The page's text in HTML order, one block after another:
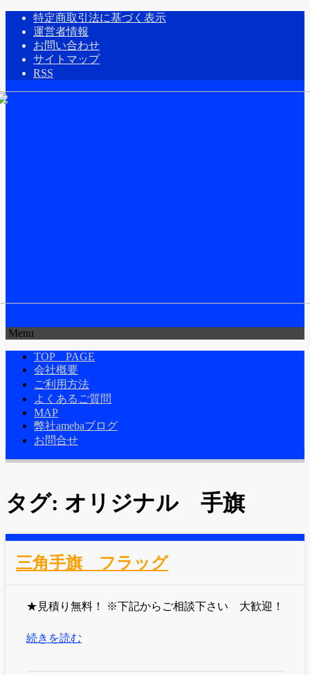
特定商取引法に基づく表示
運営者情報
お問い合わせ
サイトマップ
RSS
のぼり旗専門サイト-感謝
の心！
Menu
動
TOP PAGE
会社概要
ご利用方法
よくあるご質問
MAP
弊社amebaブログ
お問合せ
タグ: オリジナル 手旗
三角手旗 フラッグ
★見積り無料！ ※下記からご相談下さい 大歓迎！
続きを読む